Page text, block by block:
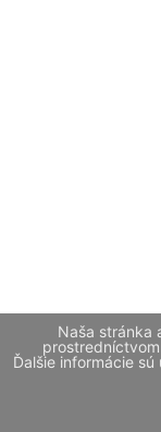
Naša stránka
Ďalšie informácie